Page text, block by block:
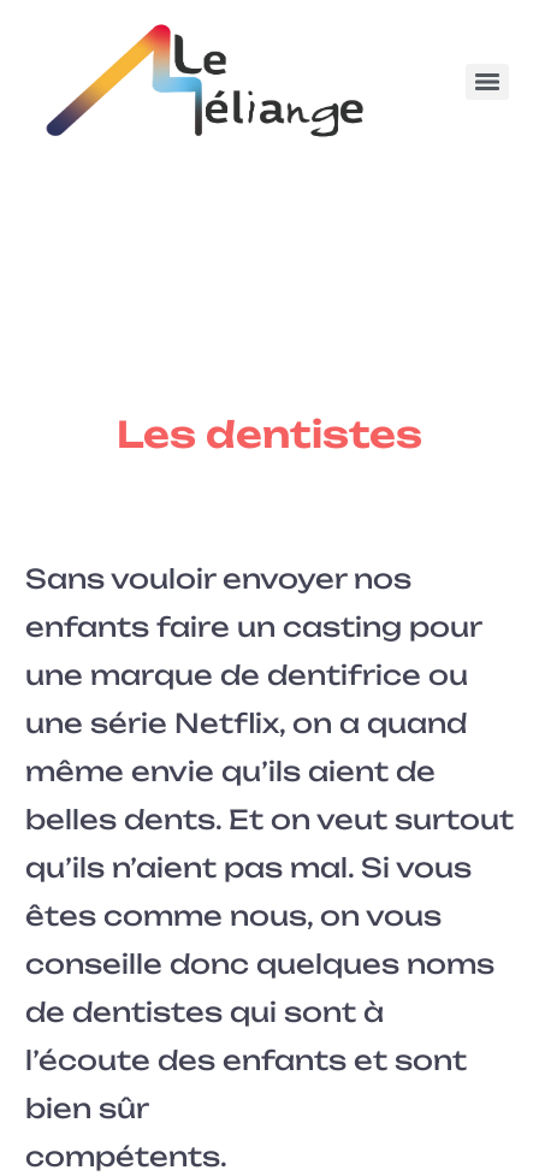
Les dentistes
Sans vouloir envoyer nos
enfants faire un casting pour
une marque de dentifrice ou
une série Netflix, on a quand
même envie qu’ils aient de
belles dents. Et on veut surtout
qu’ils n’aient pas mal. Si vous
êtes comme nous, on vous
conseille donc quelques noms
de dentistes qui sont à
l’écoute des enfants et sont
bien sûr
compétents.